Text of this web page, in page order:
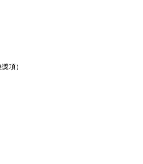
項）